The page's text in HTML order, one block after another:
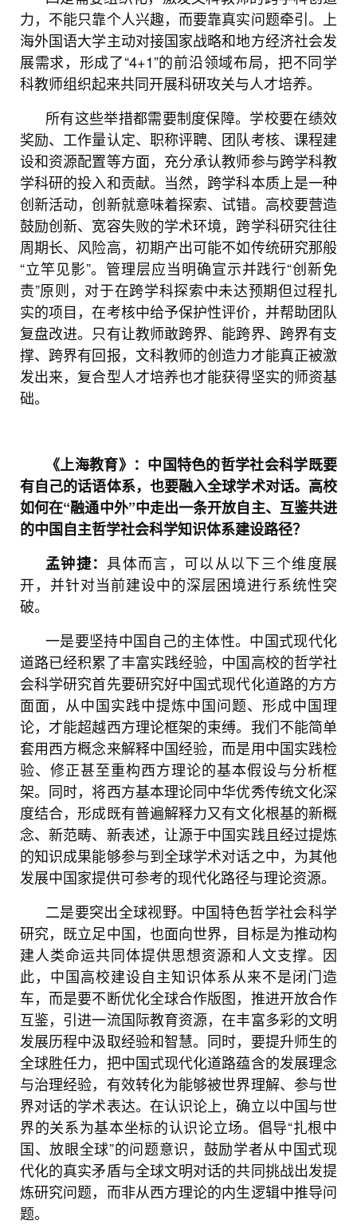
力，不能只靠个人兴趣，而要靠真实问题牵引。上
海外国语大学主动对接国家战略和地方经济社会发
展需求，形成了“4+1”的前沿领域布局，把不同学
科教师组织起来共同开展科研攻关与人才培养。
所有这些举措都需要制度保障。学校要在绩效
奖励、工作量认定、职称评聘、团队考核、课程建
设和资源配置等方面，充分承认教师参与跨学科教
学科研的投入和贡献。当然，跨学科本质上是一种
创新活动，创新就意味着探索、试错。高校要营造
鼓励创新、宽容失败的学术环境，跨学科研究往往
周期长、风险高，初期产出可能不如传统研究那般
“立竿见影”。管理层应当明确宣示并践行“创新免
责”原则，对于在跨学科探索中未达预期但过程扎
实的项目，在考核中给予保护性评价，并帮助团队
复盘改进。只有让教师敢跨界、能跨界、跨界有支
撑、跨界有回报，文科教师的创造力才能真正被激
发出来，复合型人才培养也才能获得坚实的师资基
础。
《上海教育》：中国特色的哲学社会科学既要
有自己的话语体系，也要融入全球学术对话。高校
如何在“融通中外”中走出一条开放自主、互鉴共进
的中国自主哲学社会科学知识体系建设路径？
孟钟捷： 具体而言，可以从以下三个维度展
开，并针对当前建设中的深层困境进行系统性突
破。
一是要坚持中国自己的主体性。中国式现代化
道路已经积累了丰富实践经验，中国高校的哲学社
会科学研究首先要研究好中国式现代化道路的方方
面面，从中国实践中提炼中国问题、形成中国理
论，才能超越西方理论框架的束缚。我们不能简单
套用西方概念来解释中国经验，而是用中国实践检
验、修正甚至重构西方理论的基本假设与分析框
架。同时，将西方基本理论同中华优秀传统文化深
度结合，形成既有普遍解释力又有文化根基的新概
念、新范畴、新表述，让源于中国实践且经过提炼
的知识成果能够参与到全球学术对话之中，为其他
发展中国家提供可参考的现代化路径与理论资源。
二是要突出全球视野。中国特色哲学社会科学
研究，既立足中国，也面向世界，目标是为推动构
建人类命运共同体提供思想资源和人文支撑。因
此，中国高校建设自主知识体系从来不是闭门造
车，而是要不断优化全球合作版图，推进开放合作
互鉴，引进一流国际教育资源，在丰富多彩的文明
发展历程中汲取经验和智慧。同时，要提升师生的
全球胜任力，把中国式现代化道路蕴含的发展理念
与治理经验，有效转化为能够被世界理解、参与世
界对话的学术表达。在认识论上，确立以中国与世
界的关系为基本坐标的认识论立场。倡导“扎根中
国、放眼全球”的问题意识，鼓励学者从中国式现
代化的真实矛盾与全球文明对话的共同挑战出发提
炼研究问题，而非从西方理论的内生逻辑中推导问
题。